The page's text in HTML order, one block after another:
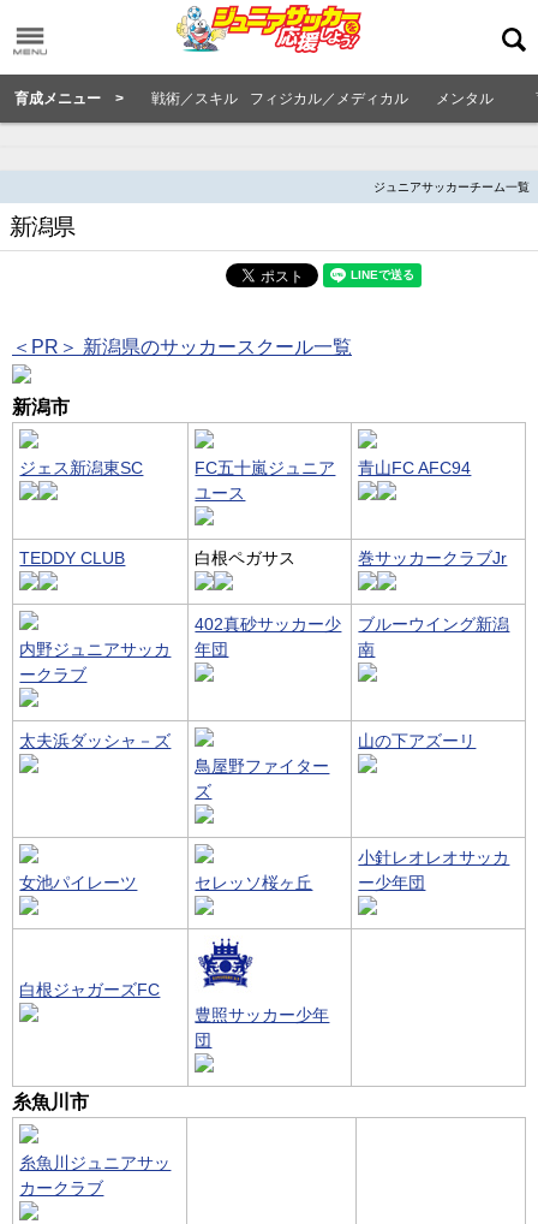
育成メニュー > 戦術／スキル フィジカル／メディカル メンタル
ジュニアサッカーチーム一覧
新潟県
＜PR＞ 新潟県のサッカースクール一覧
新潟市
ジェス新潟東SC
FC五十嵐ジュニア
ユース
青山FC AFC94
TEDDY CLUB 白根ペガサス 巻サッカークラブJr
内野ジュニアサッカ
ークラブ
402真砂サッカー少
年団
ブルーウイング新潟
南
太夫浜ダッシャ－ズ
鳥屋野ファイター
ズ
山の下アズーリ
女池パイレーツ セレッソ桜ヶ丘
小針レオレオサッカ
ー少年団
白根ジャガーズFC
豊照サッカー少年
団
糸魚川市
糸魚川ジュニアサッ
カークラブ